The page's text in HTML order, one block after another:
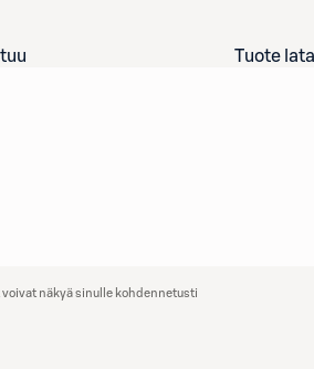
Tuote
näkyä sinulle kohdennetusti